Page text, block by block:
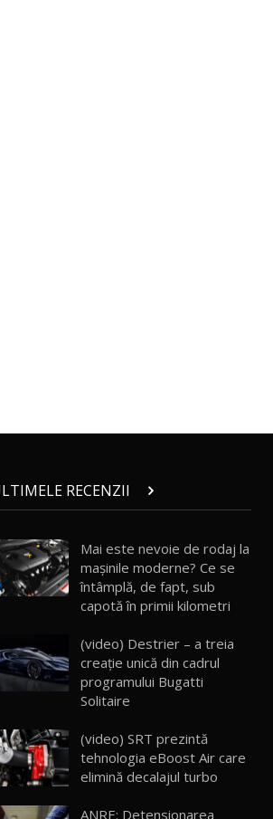
Moldova înainte să ajungă în showroom /
Test Drive AutoBlog.MD
23:36
Noul ZEEKR 7X / Test Drive AutoBlog.MD
29:08
Micul BYD Dolphin Surf / Test Drive
Noua Mazda 6e / Test Drive AutoBlog.MD
26:59
Lynk & Co 01 / Test Drive AutoBlog.MD
25:19
RECENZII
Mai este nevoie de rodaj la
mașinile moderne? Ce se
întâmplă, de fapt, sub
capotă în primii kilometri
(video) Destrier – a treia
creație unică din cadrul
programului Bugatti
Solitaire
(video) SRT prezintă
tehnologia eBoost Air care
elimină decalajul turbo
ANRE: Detensionarea